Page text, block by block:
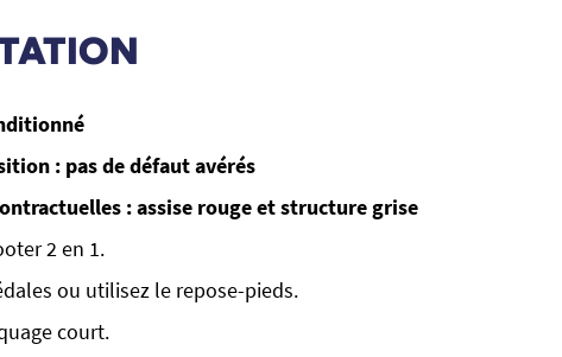
: pas de défaut avérés
: assise rouge et structure grise
2 en 1.
ou utilisez le repose-pieds.
court.